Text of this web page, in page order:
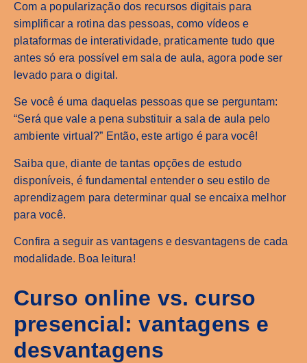
Com a popularização dos recursos digitais para
simplificar a rotina das pessoas, como vídeos e
plataformas de interatividade, praticamente tudo que
antes só era possível em sala de aula, agora pode ser
levado para o digital.
Se você é uma daquelas pessoas que se perguntam:
“Será que vale a pena substituir a sala de aula pelo
ambiente virtual?” Então, este artigo é para você!
Saiba que, diante de tantas opções de estudo
disponíveis, é fundamental entender o seu estilo de
aprendizagem para determinar qual se encaixa melhor
para você.
Confira a seguir as vantagens e desvantagens de cada
modalidade. Boa leitura!
Curso online vs. curso
presencial: vantagens e
desvantagens